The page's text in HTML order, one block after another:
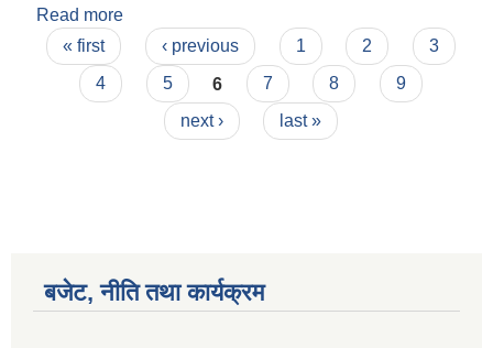
Read more
एकिकृत कार्ययोजना ( आर्थिक वर्ष २०८१/८२-२०८५/८६
Pages
« first ‹ previous 1 2
3
4
5 6 7 8
9
next ›
last »
बजेट, नीति तथा कार्यक्रम